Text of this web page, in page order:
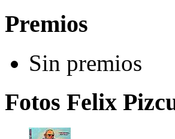
Premios
Sin premios
Fotos Felix